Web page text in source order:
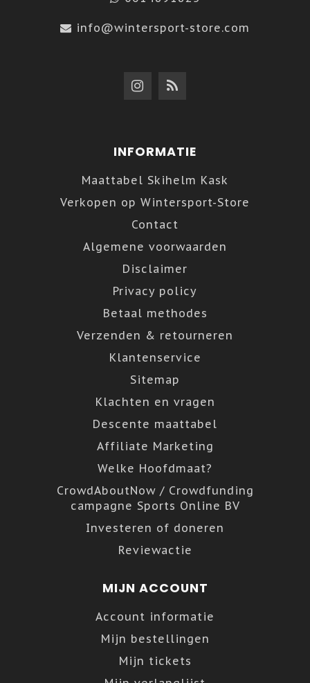
info@wintersport-store.com
INFORMATIE
Maattabel Skihelm Kask
Verkopen op Wintersport-Store
Contact
Algemene voorwaarden
Disclaimer
Privacy policy
Betaal methodes
Verzenden & retourneren
Klantenservice
Sitemap
Klachten en vragen
Descente maattabel
Affiliate Marketing
Welke Hoofdmaat?
CrowdAboutNow / Crowdfunding
campagne Sports Online BV
Investeren of doneren
Reviewactie
MIJN ACCOUNT
Account informatie
Mijn bestellingen
Mijn tickets